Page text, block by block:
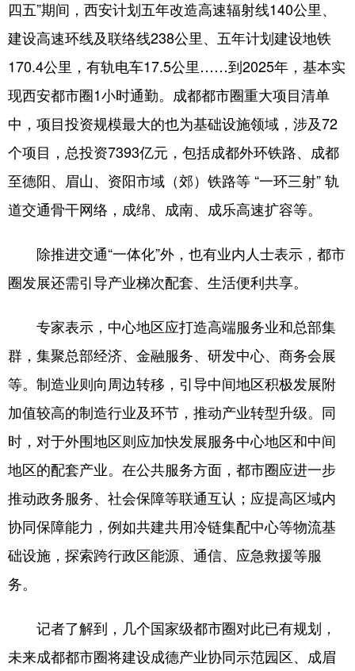
四五”期间，西安计划五年改造高速辐射线140公里、
建设高速环线及联络线238公里、五年计划建设地铁
170.4公里，有轨电车17.5公里……到2025年，基本实
现西安都市圈1小时通勤。成都都市圈重大项目清单
中，项目投资规模最大的也为基础设施领域，涉及72
个项目，总投资7393亿元，包括成都外环铁路、成都
至德阳、眉山、资阳市域（郊）铁路等 “一环三射” 轨
道交通骨干网络，成绵、成南、成乐高速扩容等。
除推进交通“一体化”外，也有业内人士表示，都市
圈发展还需引导产业梯次配套、生活便利共享。
专家表示，中心地区应打造高端服务业和总部集
群，集聚总部经济、金融服务、研发中心、商务会展
等。制造业则向周边转移，引导中间地区积极发展附
加值较高的制造行业及环节，推动产业转型升级。同
时，对于外围地区则应加快发展服务中心地区和中间
地区的配套产业。在公共服务方面，都市圈应进一步
推动政务服务、社会保障等联通互认；应提高区域内
协同保障能力，例如共建共用冷链集配中心等物流基
础设施，探索跨行政区能源、通信、应急救援等服
务。
记者了解到，几个国家级都市圈对此已有规划，
未来成都都市圈将建设成德产业协同示范园区、成眉